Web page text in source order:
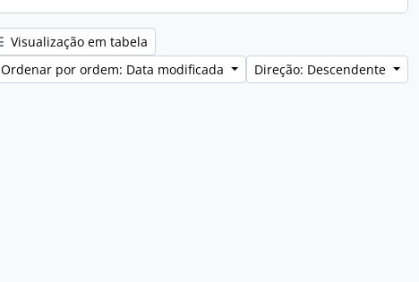
Visualização em tabela
Ordenar por ordem: Data modificada
Direção: Descendente